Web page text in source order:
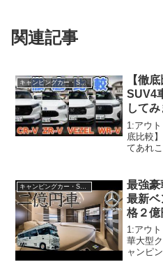
関連記事
キャンピングカー・SUV人気車種
【徹
SUV4
してみ
1:アウ
底比較
てあれ
は注目
最強豪
最新
格２億
1:アウ
華大型
ャンピ